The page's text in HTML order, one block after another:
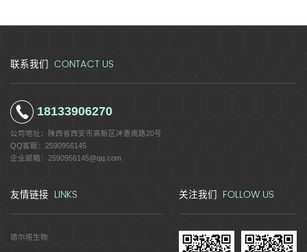
联系我们 CONTACT US
18133906270
公司地址：
陕西省西安市高新区沣惠南路20号
QQ客服： 2590956145
企业邮箱： 2590956145@qq.com
友情链接 LINKS
德尔塔生物
关注我们 FOLLOW US